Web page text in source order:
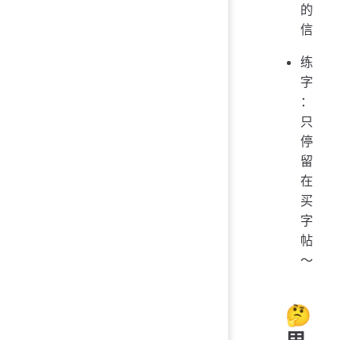
的
信
练
字
：
只
停
留
在
买
字
帖
～
🤔️